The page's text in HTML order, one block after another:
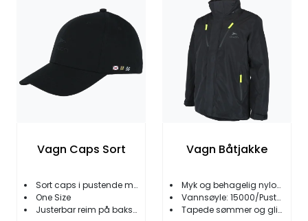
Vagn Caps Sort
Sort caps i pustende materiale
One Size
Justerbar reim på baksiden
Vagn Båtjakke
Myk og behagelig nylonjakke
Vannsøyle: 15000/Pusteegenskaper 5000
Tapede sømmer og glidelåser
Fortøyning
Fritid/Sikkerhet
Båtpleie/Opplag